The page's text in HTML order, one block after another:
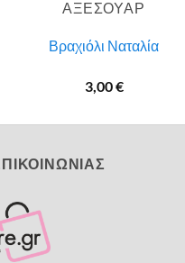
ΑΞΕΣΟΥΑΡ
Βραχιόλι Ναταλία
3,00€